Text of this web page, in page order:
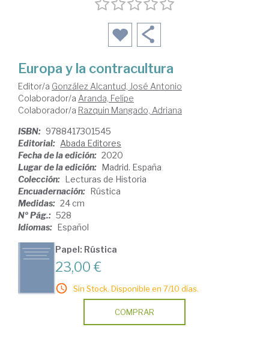
Europa y la contracultura
Editor/a González Alcantud, José Antonio
Colaborador/a Aranda, Felipe
Colaborador/a Razquin Mangado, Adriana
ISBN: 9788417301545
Editorial: Abada Editores
Fecha de la edición: 2020
Lugar de la edición: Madrid. España
Colección: Lecturas de Historia
Encuadernación: Rústica
Medidas: 24 cm
Nº Pág.: 528
Idiomas: Español
Papel: Rústica
23,00 €
Sin Stock. Disponible en 7/10 días.
COMPRAR